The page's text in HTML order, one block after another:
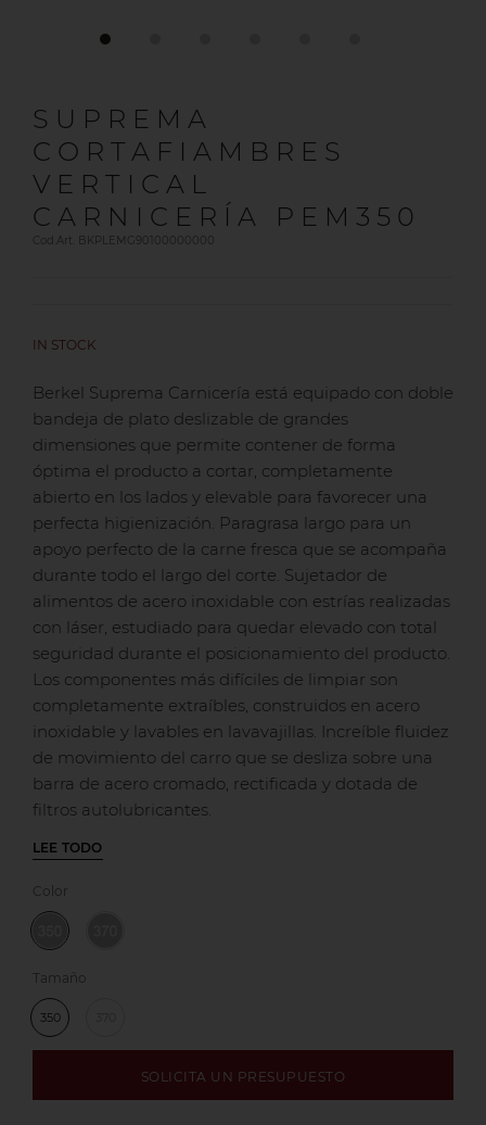
SUPREMA
CORTAFIAMBRES
VERTICAL
CARNICERÍA PEM350
Cod.Art. BKPLEMG90100000000
IN STOCK
Berkel Suprema Carnicería está equipado con doble
bandeja de plato deslizable de grandes
dimensiones que permite contener de forma
óptima el producto a cortar, completamente
abierto en los lados y elevable para favorecer una
perfecta higienización. Paragrasa largo para un
apoyo perfecto de la carne fresca que se acompaña
durante todo el largo del corte. Sujetador de
alimentos de acero inoxidable con estrías realizadas
con láser, estudiado para quedar elevado con total
seguridad durante el posicionamiento del producto.
Los componentes más difíciles de limpiar son
completamente extraíbles, construidos en acero
inoxidable y lavables en lavavajillas. Increíble fluidez
de movimiento del carro que se desliza sobre una
barra de acero cromado, rectificada y dotada de
filtros autolubricantes.
LEE TODO
Color
Tamaño
350
SOLICITA UN PRESUPUESTO